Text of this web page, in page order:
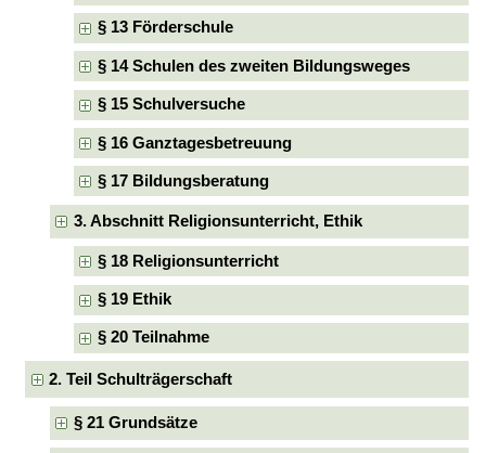
§ 13 Förderschule
§ 14 Schulen des zweiten Bildungsweges
§ 15 Schulversuche
§ 16 Ganztagesbetreuung
§ 17 Bildungsberatung
3. Abschnitt Religionsunterricht, Ethik
§ 18 Religionsunterricht
§ 19 Ethik
§ 20 Teilnahme
2. Teil Schulträgerschaft
§ 21 Grundsätze